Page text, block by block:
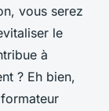
vous serez
le
à
? Eh bien,